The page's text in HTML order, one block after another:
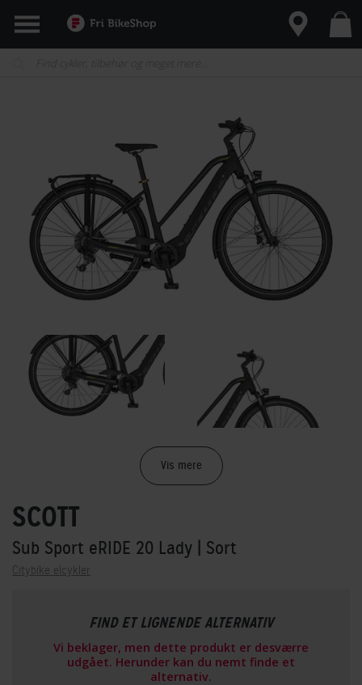
Vis mere
SCOTT
Sub Sport eRIDE 20 Lady | Sort
Citybike elcykler
FIND ET LIGNENDE ALTERNATIV
Vi beklager, men dette produkt er desværre
udgået. Herunder kan du nemt finde et
alternativ.